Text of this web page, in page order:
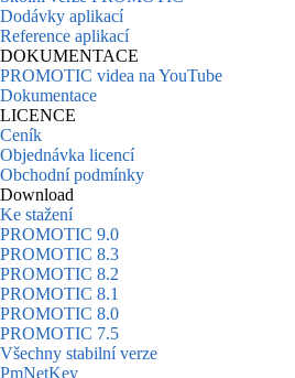
Dodávky aplikací
Reference aplikací
DOKUMENTACE
PROMOTIC videa na YouTube
Dokumentace
LICENCE
Ceník
Objednávka licencí
Obchodní podmínky
Download
Ke stažení
PROMOTIC 9.0
PROMOTIC 8.3
PROMOTIC 8.2
PROMOTIC 8.1
PROMOTIC 8.0
PROMOTIC 7.5
Všechny stabilní verze
PmNetKey